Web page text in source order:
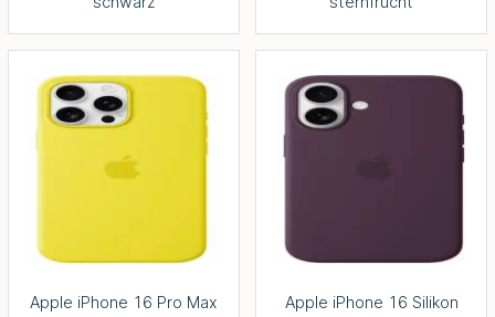
Apple iPhone 16 Pro Max
Apple iPhone 16 Silikon